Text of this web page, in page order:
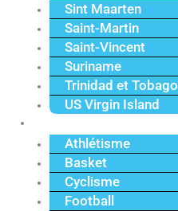
Sint Maarten
Saint-Martin
Saint-Vincent
Suriname
Trinidad et Tobago
US Virgin Island
Athlétisme
Basket
Cyclisme
Football